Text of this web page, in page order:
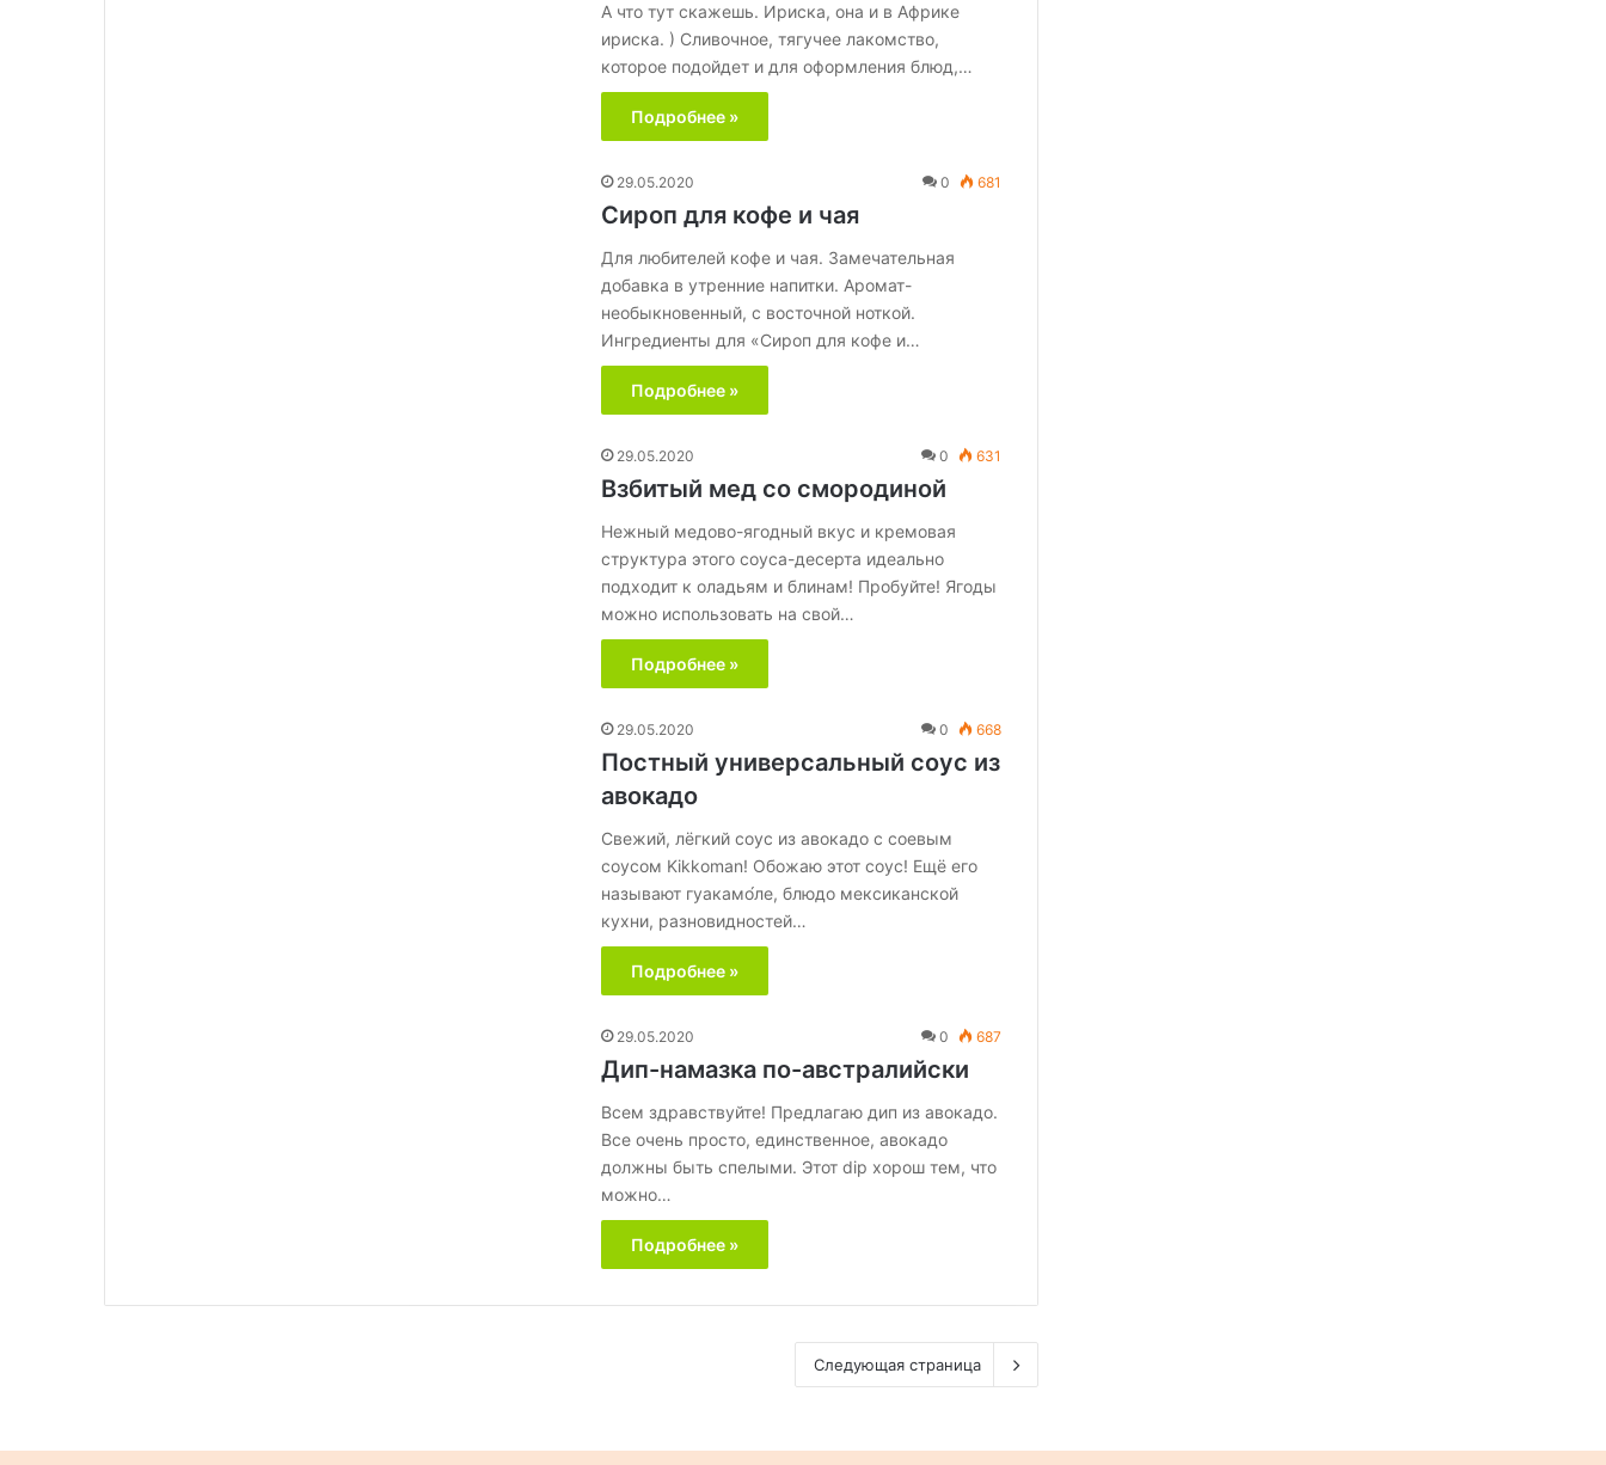
А что тут скажешь. Ириска, она и в Африке
ириска. ) Сливочное, тягучее лакомство,
которое подойдeт и для оформления блюд,…
Подробнее »
29.05.2020 0 681
Сироп для кофе и чая
Для любителей кофе и чая. Замечательная
добавка в утренние напитки. Аромат-
необыкновенный, с восточной ноткой.
Ингредиенты для «Сироп для кофе и…
Подробнее »
29.05.2020 0 631
Взбитый мед со смородиной
Нежный медово-ягодный вкус и кремовая
структура этого соуса-десерта идеально
подходит к оладьям и блинам! Пробуйте! Ягоды
можно использовать на свой…
Подробнее »
29.05.2020 0 668
Постный универсальный соус из
авокадо
Свежий, лёгкий соус из авокадо с соевым
соусом Kikkoman! Обожаю этот соус! Ещё его
называют гуакамо́ле, блюдо мексиканской
кухни, разновидностей…
Подробнее »
29.05.2020 0 687
Дип-намазка по-австралийски
Всем здравствуйте! Предлагаю дип из авокадо.
Все очень просто, единственное, авокадо
должны быть спелыми. Этот dip хорош тем, что
можно…
Подробнее »
Следующая страница